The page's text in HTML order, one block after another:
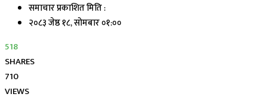
समाचार प्रकाशित मिति :
२०८३ जेष्ठ १८, सोमबार ०१:००
518
SHARES
710
VIEWS